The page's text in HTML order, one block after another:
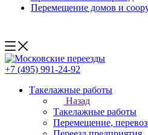
Перемещение домов и
+7 (495) 991-24-92
Такелажные работы
Назад
Такелажные работы
Перемещение,